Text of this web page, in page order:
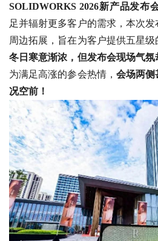
SOLIDWORKS 2026新产品发布
足并辐射更多客户的需求，本次
周边拓展，旨在为客户提供五星级
冬日寒意渐浓，但发布会现场气氛
为满足高涨的参会热情， 会场两侧
况空前！